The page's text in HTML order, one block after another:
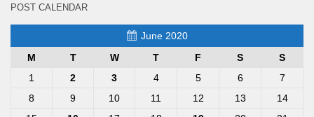
POST CALENDAR
June 2020
M
T W T F S
S
1
2 3 4 5 6
7
8
9 10 11 12 13
14